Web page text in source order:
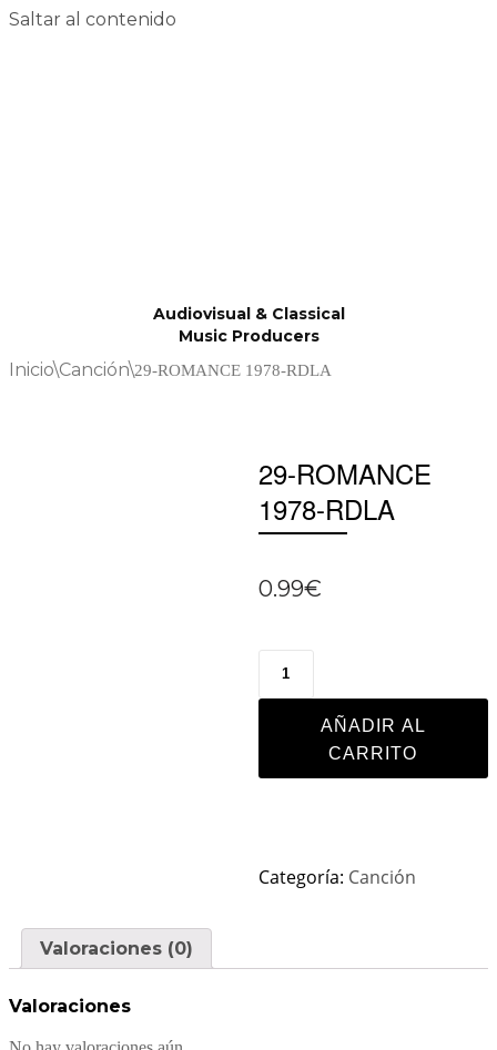
Saltar al contenido
Audiovisual & Classical
Music Producers
Inicio\Canción\29-ROMANCE 1978-RDLA
29-ROMANCE
1978-RDLA
0.99€
AÑADIR AL
CARRITO
Categoría: Canción
Valoraciones (0)
Valoraciones